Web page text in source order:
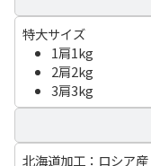
特大サイズ
1肩1kg
2肩2kg
3肩3kg
北海道加工：ロシア産